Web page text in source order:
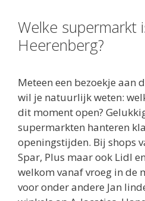
Welke supermarkt
Heerenberg?
Meteen een bezoekje aan
wil je natuurlijk weten:
dit moment open?
supermarkten hanteren
openingstijden. Bij shops
Spar, Plus maar ook Lidl
welkom vanaf vroeg in de
voor onder andere Jan